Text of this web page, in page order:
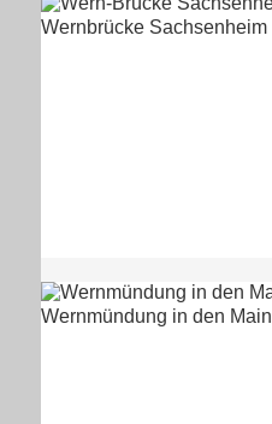
Wernbrücke Sachsenheim
Wernmündung in den Main